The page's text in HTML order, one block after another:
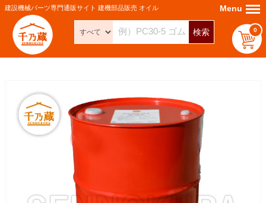
建設機械パーツ専門通販サイト 建機部品販売 オイル
検索 0
Menu Menu